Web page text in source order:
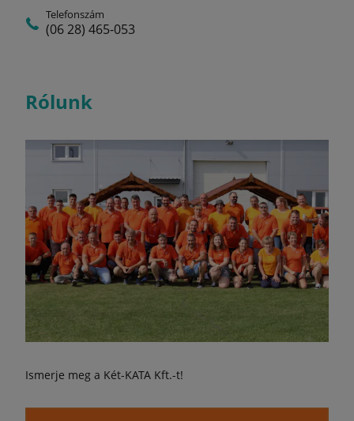
Telefonszám
(06 28) 465-053
Rólunk
Ismerje meg a Két-KATA Kft.-t!